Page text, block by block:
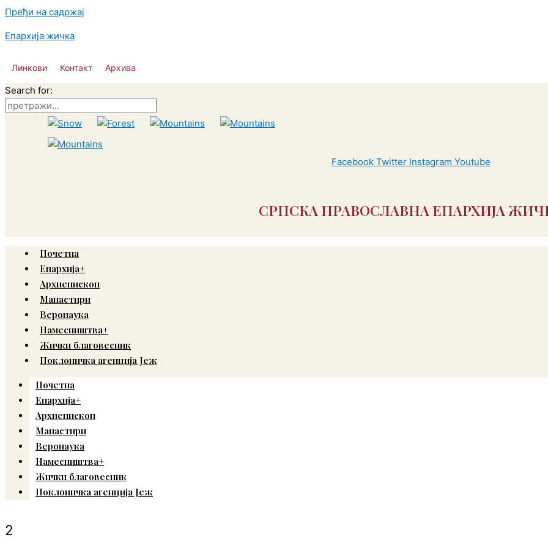
Пређи на садржај
Епархија жичка
Линкови Контакт Архива
Search for:
Facebook Twitter Instagram Youtube
СРПСКА ПРАВОСЛАВНА ЕПАРХИЈА
Почетна
Епархија+
Архиепископ
Манастири
Веронаука
Намесништва+
Жички благовесник
Поклоничка агенција Јеж
Почетна
Епархија+
Архиепископ
Манастири
Веронаука
Намесништва+
Жички благовесник
Поклоничка агенција Јеж
2